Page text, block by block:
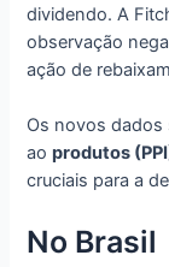
dividendo. A
observação
ação de
Os novos
aoprodutos
cruciais para a
No Brasil